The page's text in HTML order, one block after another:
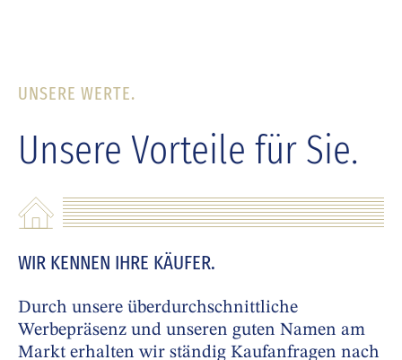
UNSERE WERTE.
Unsere Vorteile für Sie.
WIR KENNEN IHRE KÄUFER.
Durch unsere überdurchschnittliche
Werbepräsenz und unseren guten Namen am
Markt erhalten wir ständig Kaufanfragen nach